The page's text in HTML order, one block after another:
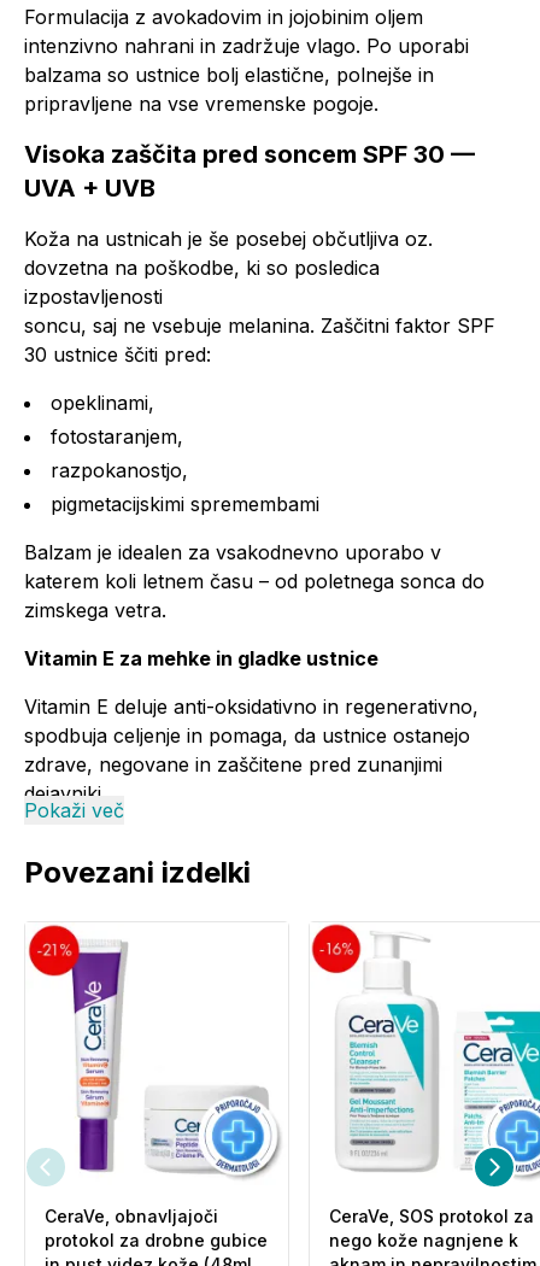
Formulacija z avokadovim in jojobinim oljem
intenzivno nahrani in zadržuje vlago. Po uporabi
balzama so ustnice bolj elastične, polnejše in
pripravljene na vse vremenske pogoje.
Visoka zaščita pred soncem SPF 30 —
UVA + UVB
Koža na ustnicah je še posebej občutljiva oz.
dovzetna na poškodbe, ki so posledica
izpostavljenosti
soncu, saj ne vsebuje melanina. Zaščitni faktor SPF
30 ustnice ščiti pred:
opeklinami,
fotostaranjem,
razpokanostjo,
pigmetacijskimi spremembami
Balzam je idealen za vsakodnevno uporabo v
katerem koli letnem času – od poletnega sonca do
zimskega vetra.
Vitamin E za mehke in gladke ustnice
Vitamin E deluje anti-oksidativno in regenerativno,
spodbuja celjenje in pomaga, da ustnice ostanejo
zdrave, negovane in zaščitene pred zunanjimi
dejavniki.
Zagotavlja prijeten občutek udobja pri vsakem
Uporaba:
Nanesite na ustnice po potrebi.
Opozorila:
Ta izdelek za uporabo v običajnih ali razumno
predvidljivih pogojih uporabe ne zahteva nobenih
posebnih varnostnih ukrepov.
Shranjevanje:
Hraniti pri temperaturi do 25 °C.
Pokaži več
Povezani izdelki
CeraVe, obnavljajoči
protokol za drobne gubice
CeraVe, SOS protokol za
nego kože nagnjene k